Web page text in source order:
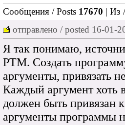
Сообщения / Posts 17670 | Из
отправлено / posted 16-01-
Я так понимаю,
РТМ. Создать
аргументы, привязать
Каждый аргумент хоть
должен быть привязан
аргументы программы